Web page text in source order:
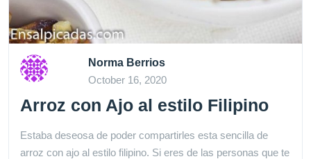
Norma Berrios
October 16, 2020
Arroz con Ajo al estilo Filipino
Estaba deseosa de poder compartirles esta sencilla de
arroz con ajo al estilo filipino. Si eres de las personas que te